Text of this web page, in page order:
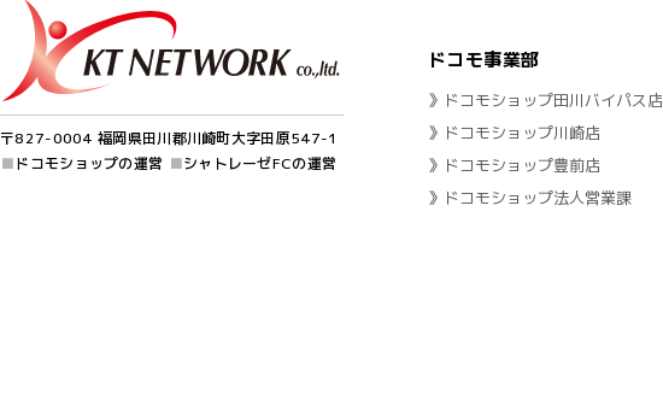
〒827-0004 福岡県田川郡川崎町大字田原547-1
■ドコモショップの運営 ■シャトレーゼFCの運営
ドコモ事業部
》ドコモショップ田川バイパス店
》ドコモショップ川崎店
》ドコモショップ豊前店
》ドコモショップ法人営業課